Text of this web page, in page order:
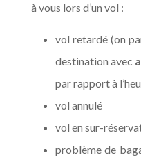
à vous lors d’un vol :
vol retardé (on
destination avec
par rapport à
vol annulé
vol en sur-
problème de